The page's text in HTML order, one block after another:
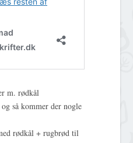
m. rødkål
så kommer der nogle
rødkål + rugbrød til